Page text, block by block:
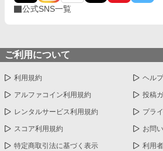
公式SNS一覧
ご利用について
利用規約 ヘルプ
アルファコイン利用規約 投稿
レンタルサービス利用規約 プラ
スコア利用規約 お問
特定商取引法に基づく表示 利用